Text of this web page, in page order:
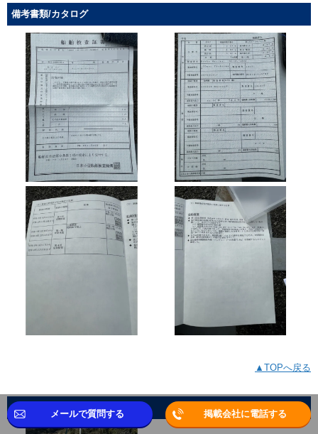
備考書類/カタログ
▲TOPへ戻る
オーナーさまご提供写真
メールで質問する 掲載会社に電話する